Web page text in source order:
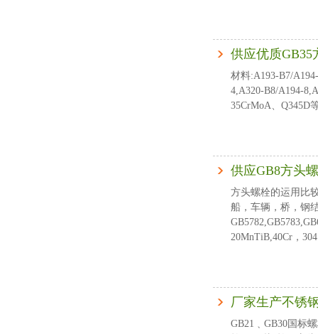
供应优质GB35
材料:A193-B7/
4,A320-B8/A194-
35CrMoA、Q345D
供应GB8方头
方头螺栓的运用比
船，车辆，桥，钢
20MnTiB,40Cr，
厂家生产不锈
GB21﹑GB30国标